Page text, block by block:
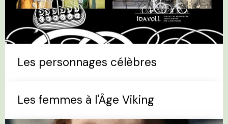
Les personnages célèbres
Les femmes à l'Âge Viking